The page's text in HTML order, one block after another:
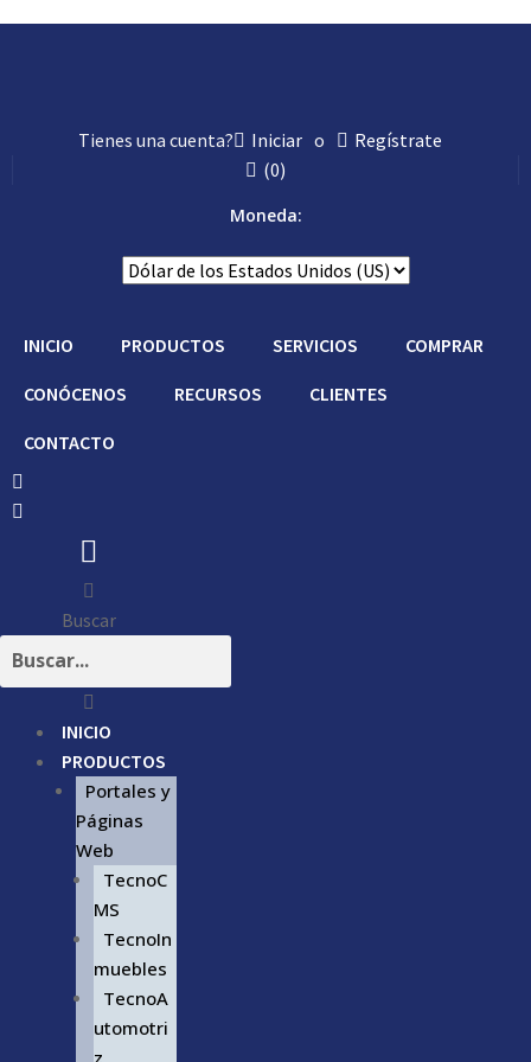
Tienes una cuenta? Iniciar o
Regístrate
(0)
Moneda:
INICIO PRODUCTOS SERVICIOS COMPRAR
CONÓCENOS RECURSOS CLIENTES
CONTACTO
Buscar
INICIO
PRODUCTOS
Portales y
Páginas
Web
TecnoC
MS
TecnoIn
muebles
TecnoA
utomotri
Con Asistencia